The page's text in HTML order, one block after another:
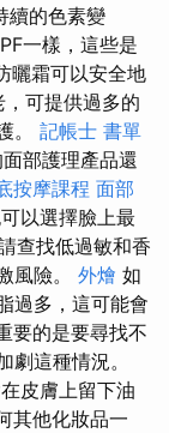
續的色素變
一樣，這些是
曬霜可以安全地
可提供過多的
。 記帳士 書單
部護理產品還
按摩課程 面部
以選擇臉上最
查找低過敏和香
風險。 外燴 如
過多，這可能會
要的是要尋找不
這種情況。
皮膚上留下油
其他化妝品一